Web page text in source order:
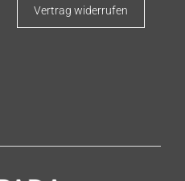
Vertrag widerrufen